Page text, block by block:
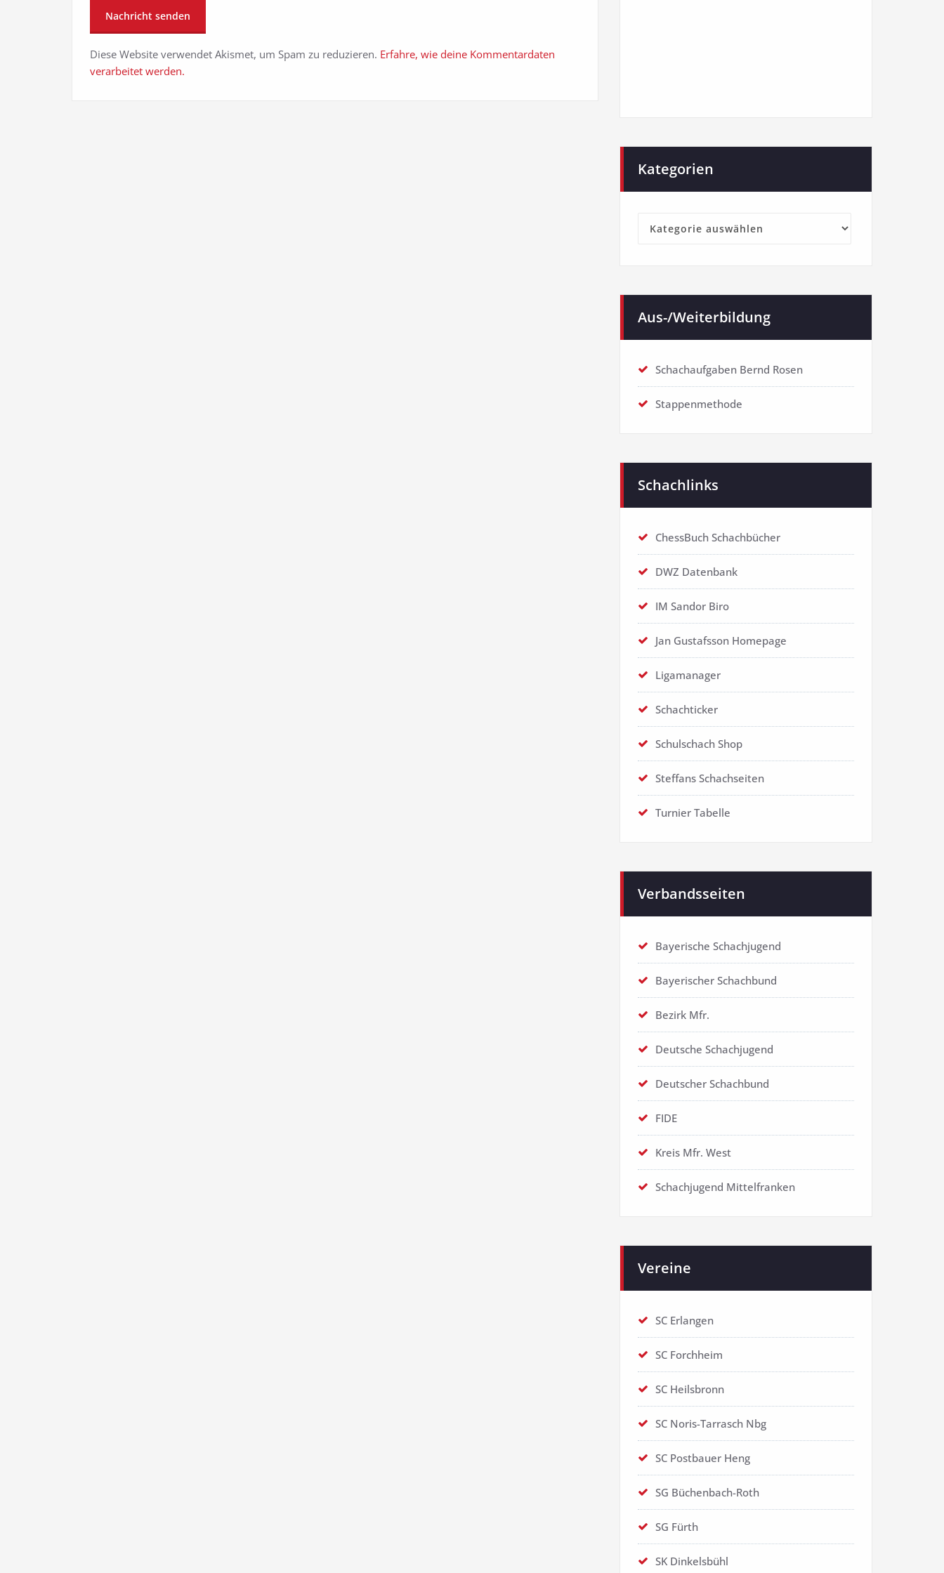
Diese Website verwendet Akismet, um Spam zu reduzieren. Erfahre, wie deine Kommentardaten
verarbeitet werden.
Kategorien
Kategorien
Aus-/Weiterbildung
Schachaufgaben Bernd Rosen
Stappenmethode
Schachlinks
ChessBuch Schachbücher
DWZ Datenbank
IM Sandor Biro
Jan Gustafsson Homepage
Ligamanager
Schachticker
Schulschach Shop
Steffans Schachseiten
Turnier Tabelle
Verbandsseiten
Bayerische Schachjugend
Bayerischer Schachbund
Bezirk Mfr.
Deutsche Schachjugend
Deutscher Schachbund
FIDE
Kreis Mfr. West
Schachjugend Mittelfranken
Vereine
SC Erlangen
SC Forchheim
SC Heilsbronn
SC Noris-Tarrasch Nbg
SC Postbauer Heng
SG Büchenbach-Roth
SG Fürth
SK Dinkelsbühl